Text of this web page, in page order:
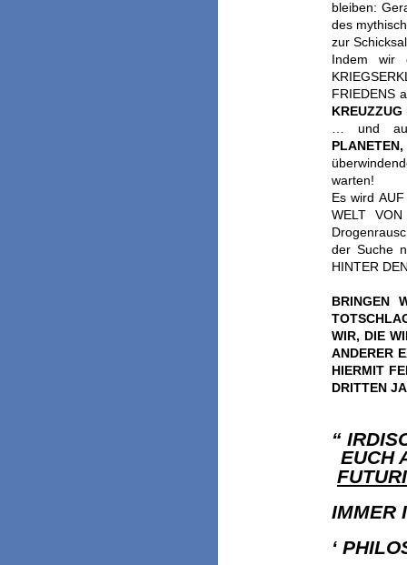
bleiben:
des
zur
Indem wir
FRIEDENS
… und
warten!
Es wird
WELT
der Suche
HINTER
BRINGEN
WIR, DIE
ANDERER
HIERMIT
DRITTEN
“
EUCH
IMMER
‘